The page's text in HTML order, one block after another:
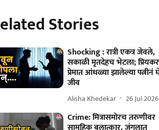
Stories
Shocking : रात्री एकत्र जेवले,
सकाळी मृतदेहच भेटला;
प्रेमात आंधळ्या झालेल्या पत्नीनं
जीव
Alisha Khedekar 26 Jul 2026
Crime: मित्रासमोरच तरुणीवर